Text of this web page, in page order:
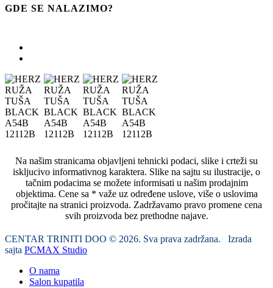
GDE SE NALAZIMO?
Na našim stranicama objavljeni tehnicki podaci, slike i crteži su
iskljucivo informativnog karaktera. Slike na sajtu su ilustracije, o
tačnim podacima se možete informisati u našim prodajnim
objektima. Cene sa * važe uz određene uslove, više o uslovima
pročitajte na stranici proizvoda. Zadržavamo pravo promene cena
svih proizvoda bez prethodne najave.
CENTAR TRINITI DOO © 2026. Sva prava zadržana. Izrada
sajta PCMAX Studio
O nama
Salon kupatila